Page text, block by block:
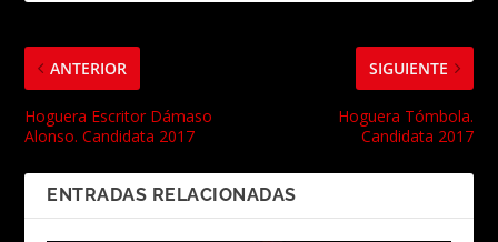
ANTERIOR
Hoguera Escritor Dámaso
Alonso. Candidata 2017
SIGUIENTE
Hoguera Tómbola.
Candidata 2017
ENTRADAS RELACIONADAS